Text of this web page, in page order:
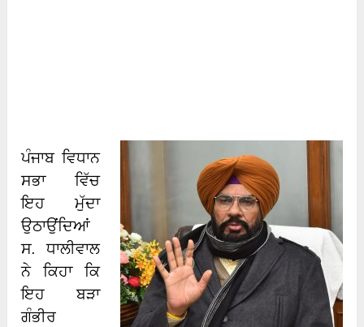
ਪੰਜਾਬ ਵਿਧਾਨ
ਸਭਾ ਵਿੱਚ
ਇਹ ਮੁੱਦਾ
ਉਠਾਉਂਦਿਆਂ
ਸ. ਧਾਲੀਵਾਲ
ਨੇ ਕਿਹਾ ਕਿ
ਇਹ ਬੜਾ
ਗੰਭੀਰ